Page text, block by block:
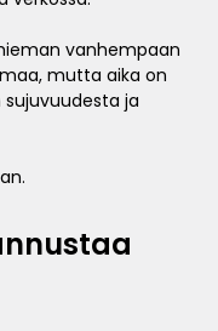
vanhempaan
mutta aika on
ja